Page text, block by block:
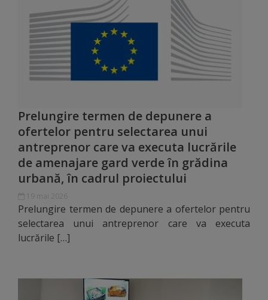
Ungheniul
turistic
Obiective
Sculpturi
(harta
sculpturilor)
Monumente
arhitecturale
marcante
Prelungire termen de depunere a
ofertelor pentru selectarea unui
antreprenor care va executa lucrările
de amenajare gard verde în grădina
urbană, în cadrul proiectului
Prelungire termen de depunere a ofertelor pentru
selectarea unui antreprenor care va executa
lucrările […]